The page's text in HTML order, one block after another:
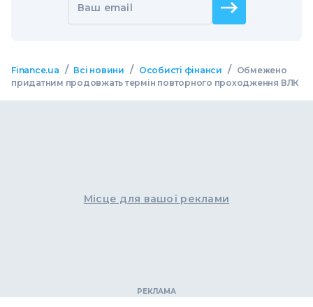
Ваш email
Finance.ua / Всі новини / Особисті фінанси /
Обмежено
придатним продовжать термін повторного проходження ВЛК
Місце для вашої реклами